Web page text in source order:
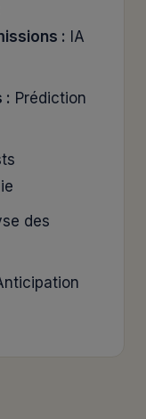
: IA
: Prédiction
des